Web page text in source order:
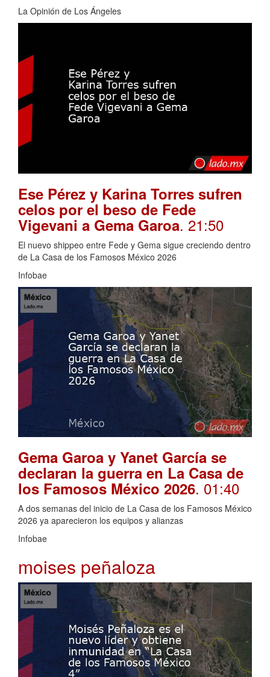
La Opinión de Los Ángeles
Ese Pérez y Karina Torres sufren
celos por el beso de Fede
Vigevani a Gema Garoa. 21:50
El nuevo shippeo entre Fede y Gema sigue creciendo dentro
de La Casa de los Famosos México 2026
Infobae
Gema Garoa y Yanet García se
declaran la guerra en La Casa de
los Famosos México 2026. 01:40
A dos semanas del inicio de La Casa de los Famosos México
2026 ya aparecieron los equipos y alianzas
Infobae
moises peñaloza